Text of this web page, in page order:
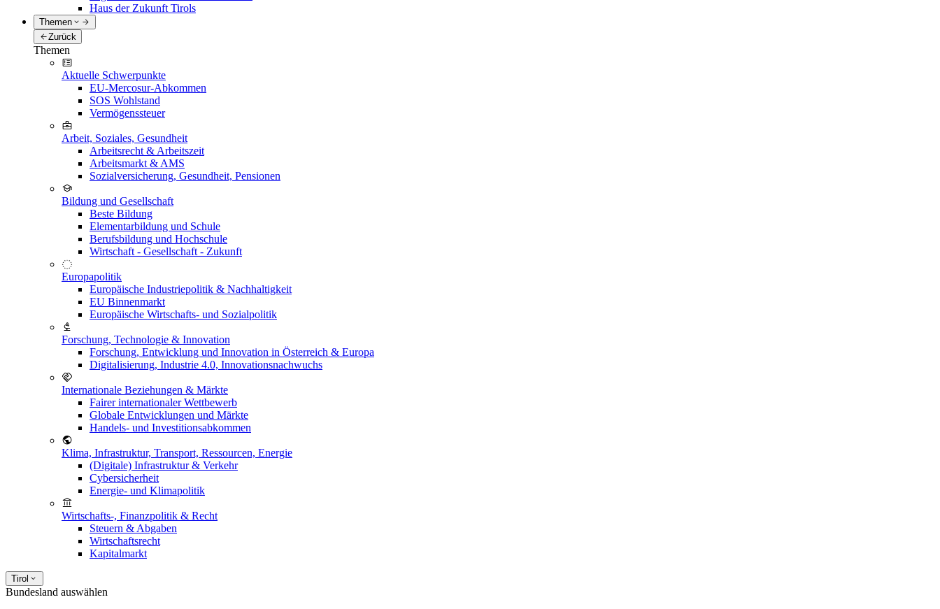
Haus der Zukunft Tirols
Themen
Zurück
Themen
Aktuelle Schwerpunkte
EU-Mercosur-Abkommen
SOS Wohlstand
Vermögenssteuer
Arbeit, Soziales, Gesundheit
Arbeitsrecht & Arbeitszeit
Arbeitsmarkt & AMS
Sozialversicherung, Gesundheit, Pensionen
Bildung und Gesellschaft
Beste Bildung
Elementarbildung und Schule
Berufsbildung und Hochschule
Wirtschaft - Gesellschaft - Zukunft
Europapolitik
Europäische Industriepolitik & Nachhaltigkeit
EU Binnenmarkt
Europäische Wirtschafts- und Sozialpolitik
Forschung, Technologie & Innovation
Forschung, Entwicklung und Innovation in Österreich & Europa
Digitalisierung, Industrie 4.0, Innovationsnachwuchs
Internationale Beziehungen & Märkte
Fairer internationaler Wettbewerb
Globale Entwicklungen und Märkte
Handels- und Investitionsabkommen
Klima, Infrastruktur, Transport, Ressourcen, Energie
(Digitale) Infrastruktur & Verkehr
Cybersicherheit
Energie- und Klimapolitik
Wirtschafts-, Finanzpolitik & Recht
Steuern & Abgaben
Wirtschaftsrecht
Kapitalmarkt
Tirol
Bundesland auswählen